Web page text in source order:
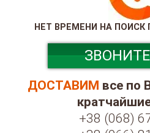
НЕТ ВРЕМЕНИ НА
ДОСТАВИМ все по
+38 (068)